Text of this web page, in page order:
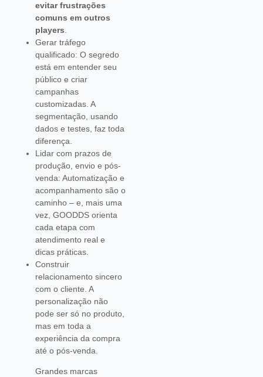
evitar frustrações
comuns em outros
players.
Gerar tráfego
qualificado: O segredo
está em entender seu
público e criar
campanhas
customizadas. A
segmentação, usando
dados e testes, faz toda
diferença.
Lidar com prazos de
produção, envio e pós-
venda: Automatização e
acompanhamento são o
caminho – e, mais uma
vez, GOODDS orienta
cada etapa com
atendimento real e
dicas práticas.
Construir
relacionamento sincero
com o cliente. A
personalização não
pode ser só no produto,
mas em toda a
experiência da compra
até o pós-venda.
Grandes marcas